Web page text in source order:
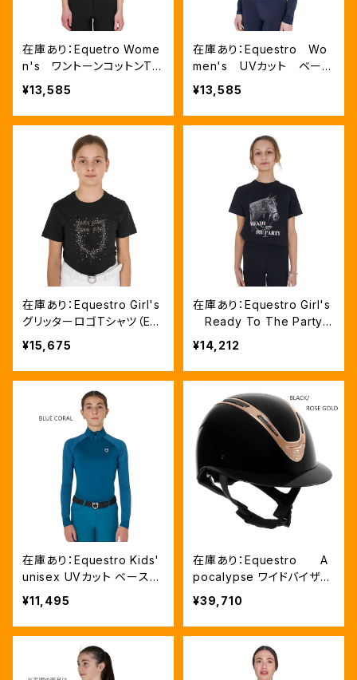
在庫あり：Equetro Wome
n's ワントーンコットンTシ
ャツ BLACK（ETW00332）
¥13,585
在庫あり：Equestro Wo
men's UVカット ベース
レイヤー 3色 XS、S、Lサ
イズ （ETW00007）
¥13,585
在庫あり：Equestro Girl's
グリッターロゴTシャツ（ET
KA00123）
¥15,675
在庫あり：Equestro Girl's
Ready To The Party
Ｔシャツ ラインストーンTシ
ャツ（ETKA00249）
¥14,212
在庫あり：Equestro Kids'
unisex UVカット ベースレ
イヤー 2色(ETKU00007)
¥11,495
在庫あり：Equestro A
pocalypse ワイドバイザー
ヘルメット Black、Mサイ
ズ（ETW02016）
¥39,710